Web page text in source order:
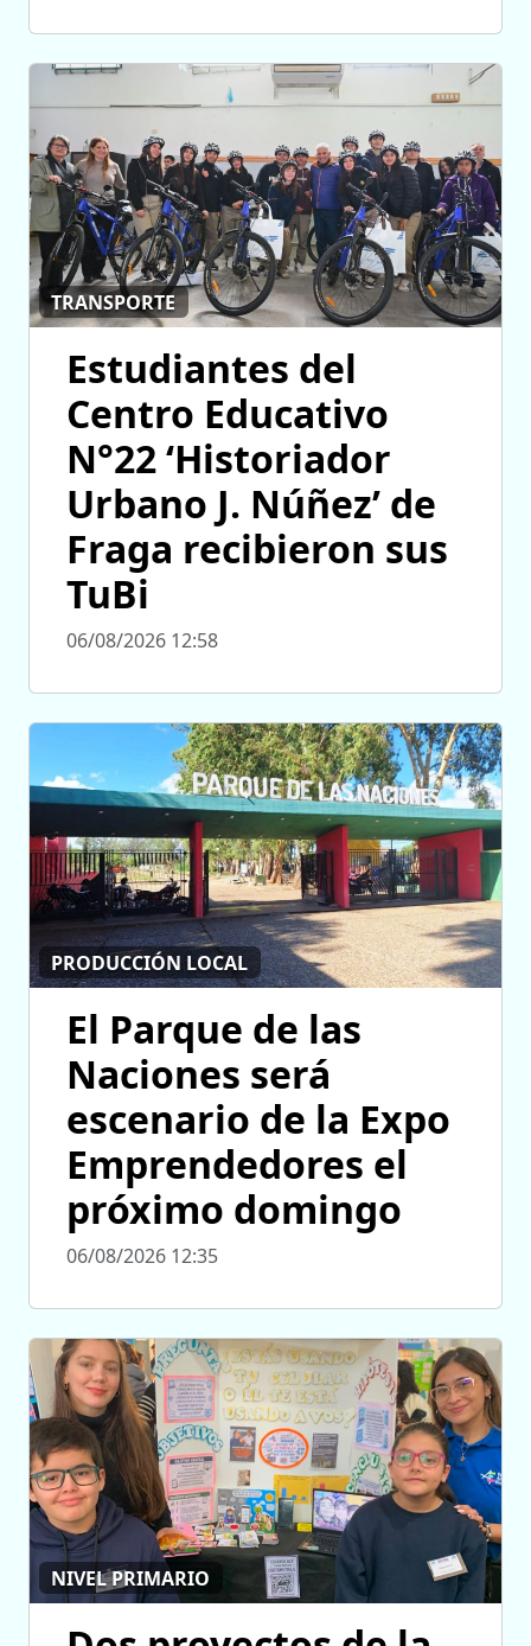
TRANSPORTE
Estudiantes del
Centro Educativo
N°22 ‘Historiador
Urbano J. Núñez’ de
Fraga recibieron sus
TuBi
06/08/2026 12:58
PRODUCCIÓN LOCAL
El Parque de las
Naciones será
escenario de la Expo
Emprendedores el
próximo domingo
06/08/2026 12:35
NIVEL PRIMARIO